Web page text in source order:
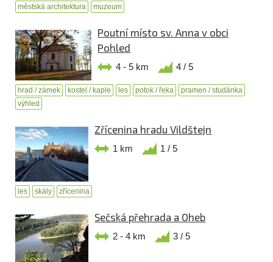
městská architektura muzeum
Poutní místo sv. Anna v obci
Pohled
4 - 5 km 4 / 5
hrad / zámek kostel / kaple les potok / řeka
pramen / studánka
výhled
Zřícenina hradu Vildštejn
1 km 1 / 5
les skály zřícenina
Sečská přehrada a Oheb
2 - 4 km 3 / 5